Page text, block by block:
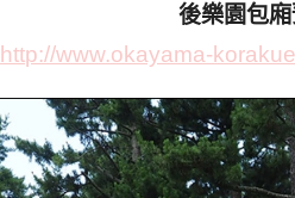
後樂園包
http://www.okayama-